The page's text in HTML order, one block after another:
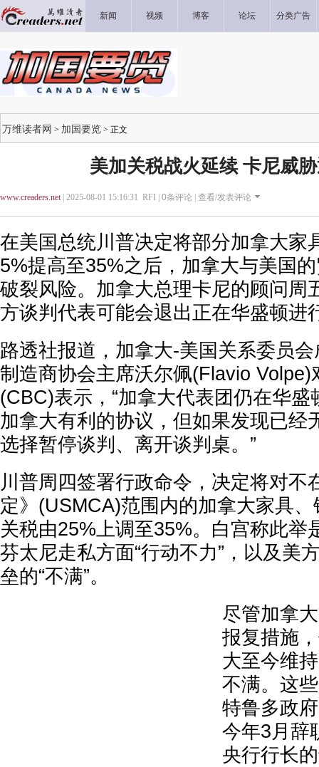
新闻 视频 博客 论坛 分类广告
万维读者网 > 加国要览 > 正文
美加关税战火延续 卡尼威
www.creaders.net| 2025-08-01 15:16:31 RFI | 0条评论 | 查看/发表评论
在美国总统川普决定将部分加拿大家
5%提高至35%之后，加拿大与美国
破裂风险。加拿大总理卡尼的顾问周
方谈判代表可能会退出正在华盛顿进
路透社报道，加拿大-美国关系委员
制造商协会主席沃尔佩(Flavio Volpe)
(CBC)表示，“加拿大代表团仍在华
加拿大有利的协议，但如果发现已经
选择暂停谈判、离开谈判桌。”
川普周四签署行政命令，决定将对不
定》(USMCA)范围内的加拿大家具
关税由25%上调至35%。白宫称此举
芬太尼走私方面“行动不力”，以及美
垒的“不满”。
尽管加拿
报复措施
大至今维
不满。这
特鲁多政
今年3月辞
央行行长